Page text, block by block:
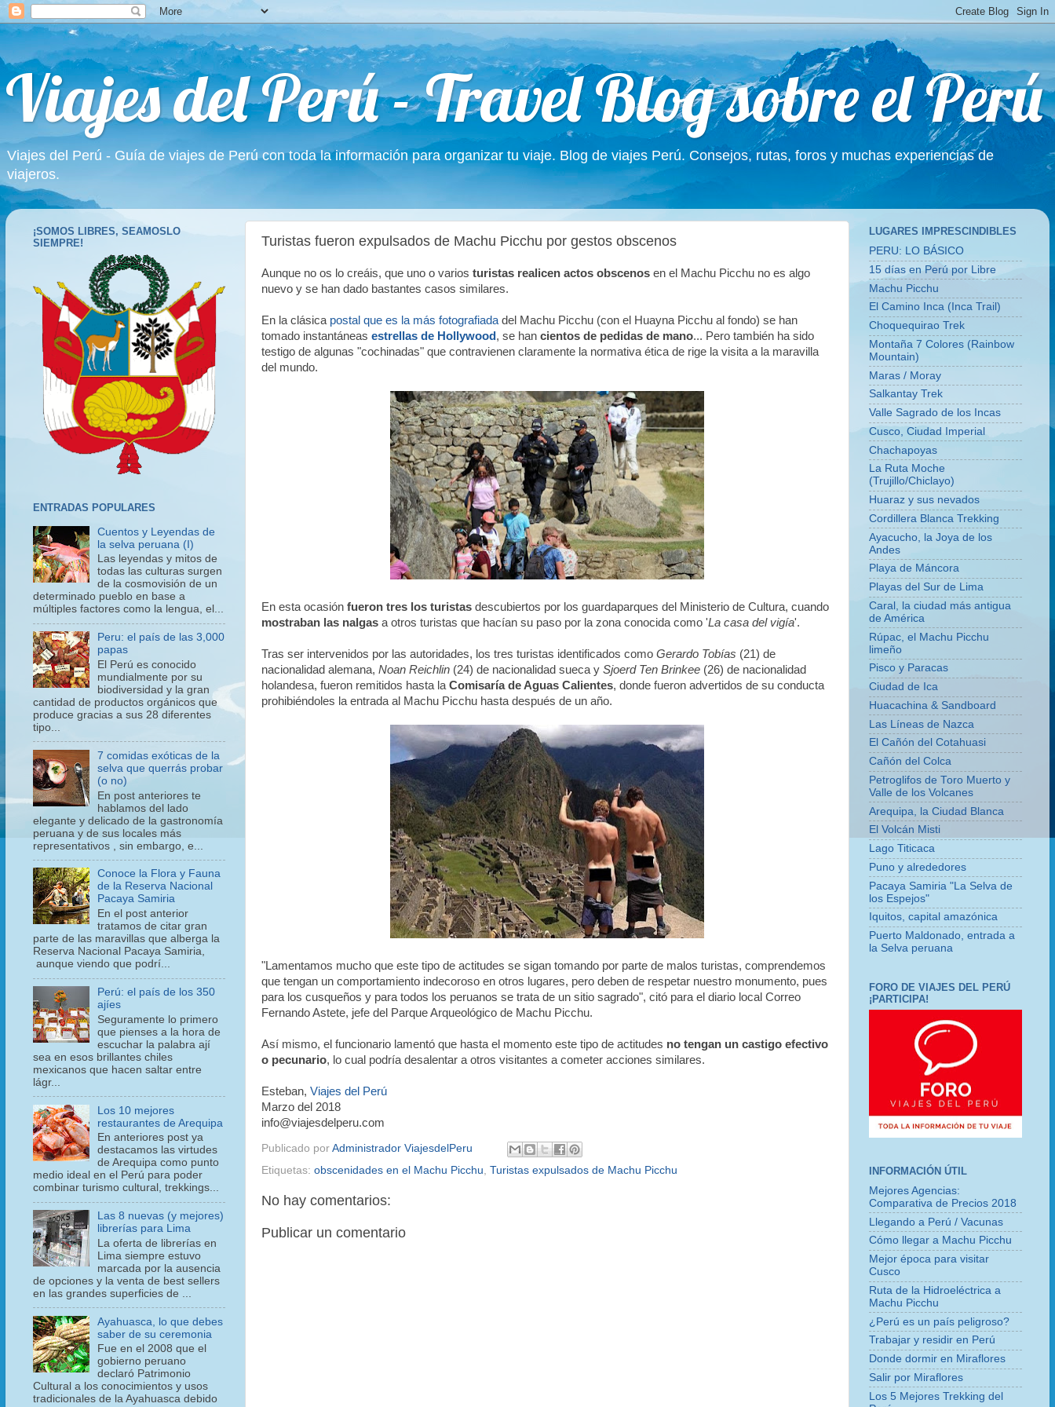
Viajes del Perú - Travel Blog sobre el Perú
Viajes del Perú - Guía de viajes de Perú con toda la información para organizar tu viaje. Blog de viajes Perú. Consejos, rutas, foros y muchas experiencias de
viajeros.
Turistas fueron expulsados de Machu Picchu por gestos obscenos
Aunque no os lo creáis, que uno o varios turistas realicen actos obscenos en el Machu Picchu no es algo
nuevo y se han dado bastantes casos similares.
En la clásica postal que es la más fotografiada del Machu Picchu (con el Huayna Picchu al fondo) se han
tomado instantáneas estrellas de Hollywood , se han cientos de pedidas de mano... Pero también ha sido
testigo de algunas "cochinadas" que contravienen claramente la normativa ética de rige la visita a la maravilla
del mundo.
En esta ocasión fueron tres los turistas descubiertos por los guardaparques del Ministerio de Cultura, cuando
mostraban las nalgas a otros turistas que hacían su paso por la zona conocida como 'La casa del vigía'.
Tras ser intervenidos por las autoridades, los tres turistas identificados como Gerardo Tobías (21) de
nacionalidad alemana, Noan Reichlin (24) de nacionalidad sueca y Sjoerd Ten Brinkee (26) de nacionalidad
holandesa, fueron remitidos hasta la Comisaría de Aguas Calientes, donde fueron advertidos de su conducta
prohibiéndoles la entrada al Machu Picchu hasta después de un año.
"Lamentamos mucho que este tipo de actitudes se sigan tomando por parte de malos turistas, comprendemos
que tengan un comportamiento indecoroso en otros lugares, pero deben de respetar nuestro monumento, pues
para los cusqueños y para todos los peruanos se trata de un sitio sagrado", citó para el diario local Correo
Fernando Astete, jefe del Parque Arqueológico de Machu Picchu.
Así mismo, el funcionario lamentó que hasta el momento este tipo de actitudes no tengan un castigo efectivo
o pecunario, lo cual podría desalentar a otros visitantes a cometer acciones similares.
Esteban, Viajes del Perú
Marzo del 2018
info@viajesdelperu.com
Publicado por Administrador ViajesdelPeru
Etiquetas: obscenidades en el Machu Picchu Turistas expulsados de Machu Picchu
No hay comentarios:
Publicar un comentario
¡SOMOS LIBRES, SEAMOSLO
SIEMPRE!
ENTRADAS POPULARES
Cuentos y Leyendas de
la selva peruana (I)
Las leyendas y mitos de
todas las culturas surgen
de la cosmovisión de un
determinado pueblo en base a
múltiples factores como la lengua, el...
Peru: el país de las 3,000
papas
El Perú es conocido
mundialmente por su
biodiversidad y la gran
cantidad de productos orgánicos que
produce gracias a sus 28 diferentes
tipo...
7 comidas exóticas de la
selva que querrás probar
(o no)
En post anteriores te
hablamos del lado
elegante y delicado de la gastronomía
peruana y de sus locales más
representativos , sin embargo, e...
Conoce la Flora y Fauna
de la Reserva Nacional
Pacaya Samiria
En el post anterior
tratamos de citar gran
parte de las maravillas que alberga la
Reserva Nacional Pacaya Samiria,
aunque viendo que podrí...
Perú: el país de los 350
ajíes
Seguramente lo primero
que pienses a la hora de
escuchar la palabra ají
sea en esos brillantes chiles
mexicanos que hacen saltar entre
lágr...
Los 10 mejores
restaurantes de Arequipa
En anteriores post ya
destacamos las virtudes
de Arequipa como punto
medio ideal en el Perú para poder
combinar turismo cultural, trekkings...
Las 8 nuevas (y mejores)
librerías para Lima
La oferta de librerías en
Lima siempre estuvo
marcada por la ausencia
de opciones y la venta de best sellers
en las grandes superficies de ...
Ayahuasca, lo que debes
saber de su ceremonia
Fue en el 2008 que el
gobierno peruano
declaró Patrimonio
Cultural a los conocimientos y usos
tradicionales de la Ayahuasca debido
LUGARES IMPRESCINDIBLES
PERU: LO BÁSICO
15 días en Perú por Libre
Machu Picchu
El Camino Inca (Inca Trail)
Choquequirao Trek
Montaña 7 Colores (Rainbow
Mountain)
Maras / Moray
Salkantay Trek
Valle Sagrado de los Incas
Cusco, Ciudad Imperial
Chachapoyas
La Ruta Moche
(Trujillo/Chiclayo)
Huaraz y sus nevados
Cordillera Blanca Trekking
Ayacucho, la Joya de los
Andes
Playa de Máncora
Playas del Sur de Lima
Caral, la ciudad más antigua
de América
Rúpac, el Machu Picchu
limeño
Pisco y Paracas
Ciudad de Ica
Huacachina & Sandboard
Las Líneas de Nazca
El Cañón del Cotahuasi
Cañón del Colca
Petroglifos de Toro Muerto y
Valle de los Volcanes
Arequipa, la Ciudad Blanca
El Volcán Misti
Lago Titicaca
Puno y alrededores
Pacaya Samiria "La Selva de
los Espejos"
Iquitos, capital amazónica
Puerto Maldonado, entrada a
la Selva peruana
FORO DE VIAJES DEL PERÚ
¡PARTICIPA!
INFORMACIÓN ÚTIL
Mejores Agencias:
Comparativa de Precios 2018
Llegando a Perú / Vacunas
Cómo llegar a Machu Picchu
Mejor época para visitar
Cusco
Ruta de la Hidroeléctrica a
Machu Picchu
¿Perú es un país peligroso?
Trabajar y residir en Perú
Donde dormir en Miraflores
Salir por Miraflores
Los 5 Mejores Trekking del